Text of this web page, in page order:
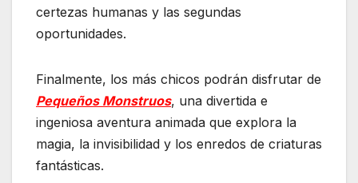
certezas humanas y las segundas
oportunidades.
Finalmente, los más chicos podrán disfrutar de
Pequeños Monstruos, una divertida e
ingeniosa aventura animada que explora la
magia, la invisibilidad y los enredos de criaturas
fantásticas.